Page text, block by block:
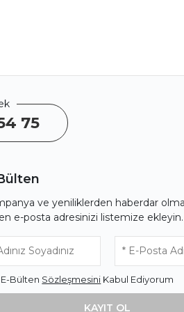
75
ve yeniliklerden haberdar
e-posta adresinizi listemize ekleyin.
E-Bülten Sözleşmesini Kabul Ediyorum